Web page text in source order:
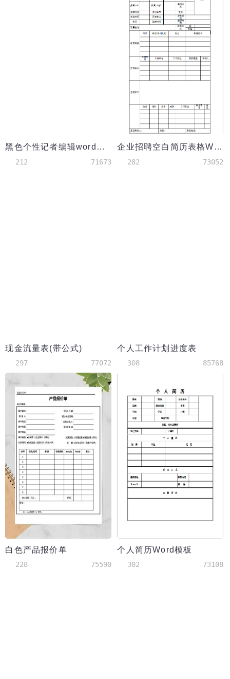
黑色个性记者编辑word简历
212 71673
企业招聘空白简历表格Word模板
282 73052
现金流量表(带公式)
297 77072
个人工作计划进度表
308 85768
白色产品报价单
228 75590
个人简历Word模板
302 73108